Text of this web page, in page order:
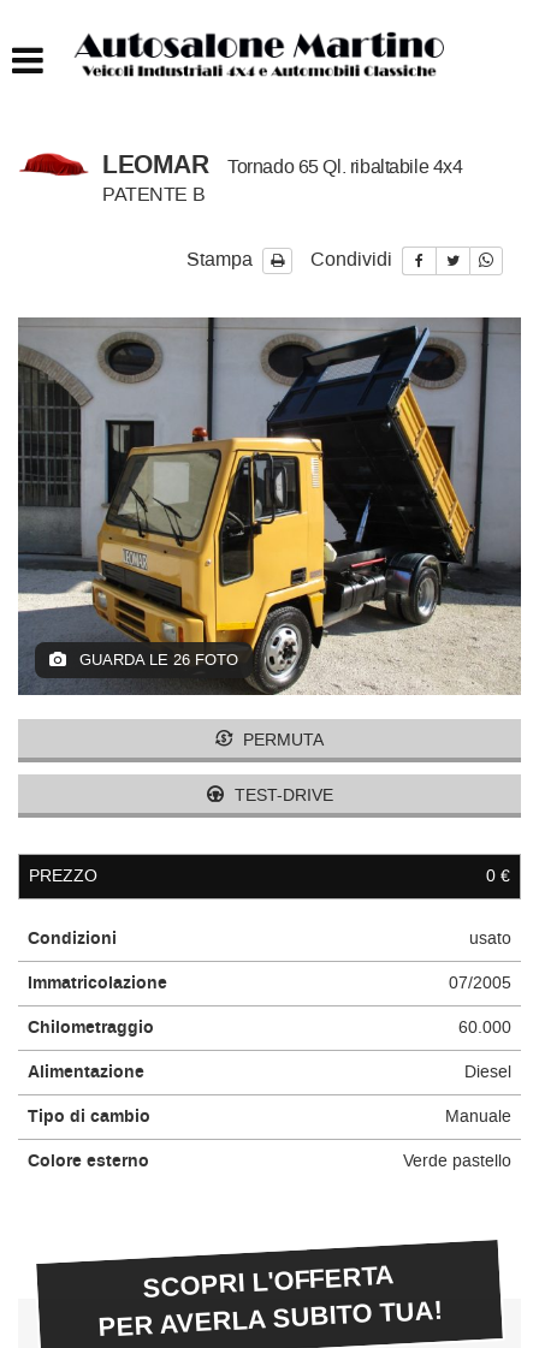
AUTOCARRI OLTRE 75T
IMBARCAZIONI
ACQUISTIAMO USATO
ASSISTENZA
CONTATTI
LEOMAR
Tornado 65 Ql. ribaltabile 4x4
PATENTE B
Stampa Condividi
GUARDA LE 26 FOTO
PERMUTA
TEST-DRIVE
PREZZO 0 €
Condizioni usato
Immatricolazione 07/2005
Chilometraggio 60.000
Alimentazione Diesel
Tipo di cambio Manuale
Colore esterno Verde pastello
SCOPRI L'OFFERTA
PER AVERLA SUBITO TUA!